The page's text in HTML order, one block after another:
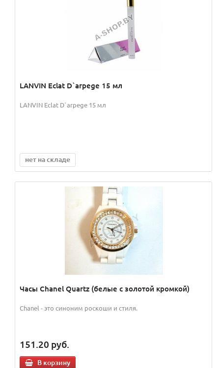
LANVIN Eclat D`arpege 15 мл
LANVIN Eclat D`arpege 15 мл
нет на складе
Часы Chanel Quartz (белые с золотой кромкой)
Chanel - это синоним роскоши и стиля.
151.20 руб.
В корзину